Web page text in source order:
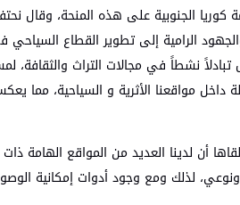
الجنوبية على هذه المنحة، وقال
الرامية إلى تطوير القطاع
تبادلاً نشطاً في مجالات التراث
مواقعنا الأثرية و السياحية، مما
أن لدينا العديد من المواقع الهامة
لذلك ومع وجود أدوات إمكانية